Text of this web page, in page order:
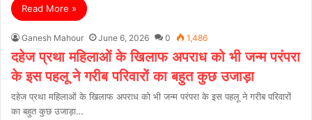
Read More »
Ganesh Mahour June 6, 2026 0 1,486
दहेज प्रथा महिलाओं के खिलाफ अपराध को भी जन्म परंपरा
के इस पहलू ने गरीब परिवारों का बहुत कुछ उजाड़ा
दहेज प्रथा महिलाओं के खिलाफ अपराध को भी जन्म परंपरा के इस पहलू ने गरीब परिवारों
का बहुत कुछ उजाड़ा…